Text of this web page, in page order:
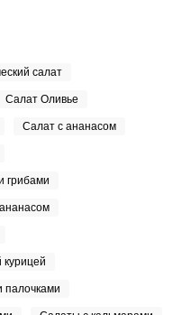
салат
Салат Оливье
Салат с ананасом
грибами
палочками